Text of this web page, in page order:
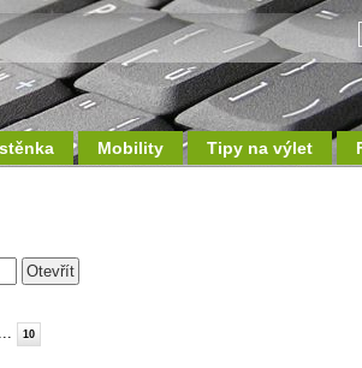
Mobility Tipy na výlet
... 10